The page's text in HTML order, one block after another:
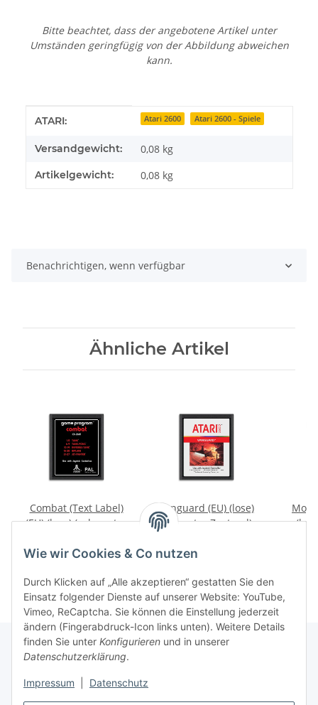
Wie wir Cookies & Co nutzen
Durch Klicken auf „Alle akzeptieren“ gestatten Sie den
Einsatz folgender Dienste auf unserer Website: YouTube,
Vimeo, ReCaptcha. Sie können die Einstellung jederzeit
ändern (Fingerabdruck-Icon links unten). Weitere Details
finden Sie unter Konfigurieren und in unserer
Datenschutzerklärung.
Impressum Datenschutz
Bitte beachtet, dass der angebotene Artikel unter
Umständen geringfügig von der Abbildung abweichen
kann.
Produkteigenschaft
Wert
ATARI: Atari 2600 Atari 2600 - Spiele
Versandgewicht: 0,08 kg
Artikelgewicht: 0,08 kg
Benachrichtigen, wenn verfügbar
Ähnliche Artikel
Combat (Text Label)
(EU) (lose) (sehr guter
Vanguard (EU) (lose)
(sehr guter Zustand) -